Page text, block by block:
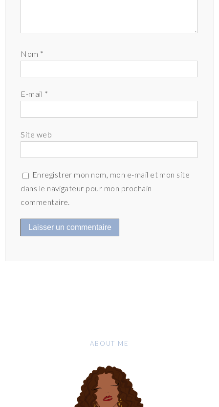
Nom *
E-mail *
Site web
Enregistrer mon nom, mon e-mail et mon site
dans le navigateur pour mon prochain
commentaire.
ABOUT ME